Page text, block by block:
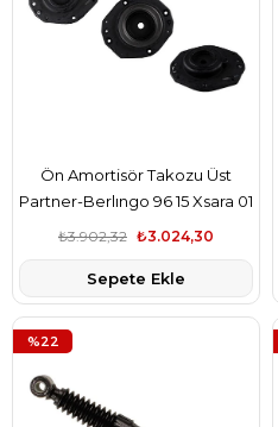
Ön Amortisör Takozu Üst
Partner-Berlıngo 96 15 Xsara 01
11₺3.024,30
₺3.902,32
Sepete Ekle
%22